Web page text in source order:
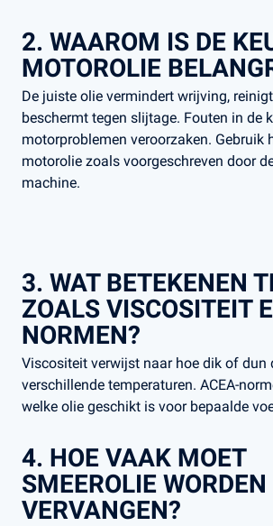
2. WAAROM IS DE
MOTOROLIE
De juiste olie vermindert wrijving,
beschermt tegen slijtage. Fouten in de
motorproblemen veroorzaken​. Gebruik
motorolie zoals voorgeschreven door
machine.
3. WAT BETEKENEN
ZOALS VISCOSITEIT
NORMEN?
Viscositeit verwijst naar hoe dik of dun
verschillende temperaturen. ACEA-
welke olie geschikt is voor bepaalde
4. HOE VAAK MOET
SMEEROLIE WORDEN
VERVANGEN?